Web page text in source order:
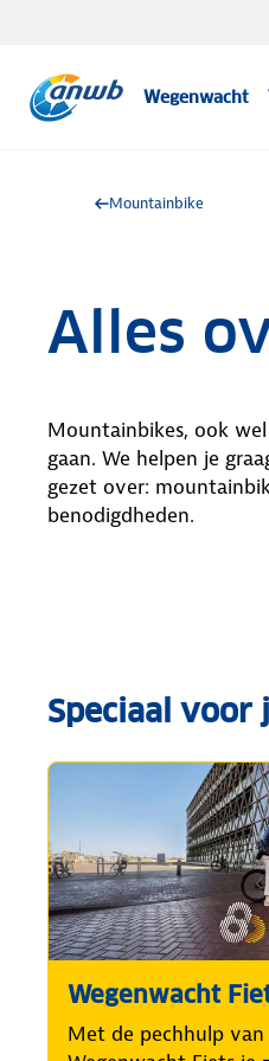
Wegenwacht
Mountainbike
Alles
Mountainbikes, ook
gaan. We helpen je
gezet over:
benodigdheden.
Speciaal voor
Wegenwacht
Met de pechhulp van